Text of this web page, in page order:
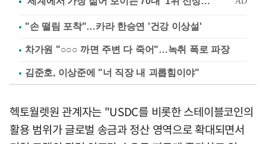
"손 떨림 포착"…카라 한승연 '건강 이상설'
차가원 "○○○ 까면 주변 다 죽어"…녹취 폭로 파장
김준호, 이상준에 "너 직장 내 괴롭힘이야"
헥토월렛원 관계자는 "USDC를 비롯한 스테이블코인의
활용 범위가 글로벌 송금과 정산 영역으로 확대되면서